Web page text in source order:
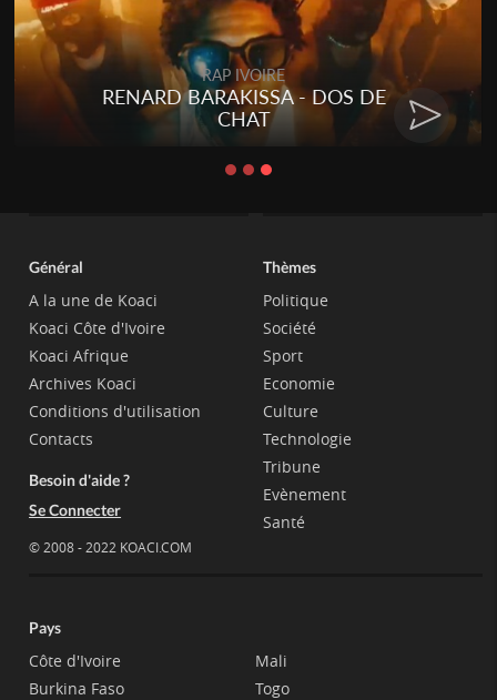
RAP IVOIRE
RENARD BARAKISSA - DOS DE
CHAT
Général
A la une de Koaci
Koaci Côte d'Ivoire
Koaci Afrique
Archives Koaci
Conditions d'utilisation
Contacts
Besoin d'aide ?
Se Connecter
© 2008 - 2022 KOACI.COM
Thèmes
Politique
Société
Sport
Economie
Culture
Technologie
Tribune
Evènement
Santé
Pays
Côte d'Ivoire
Burkina Faso
Mali
Togo